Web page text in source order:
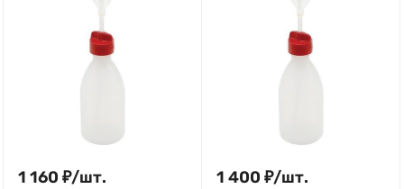
1 160 ₽/шт. 1 400 ₽/шт.